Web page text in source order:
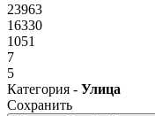
23963
16330
1051
7
5
Категория - Улица
Сохранить